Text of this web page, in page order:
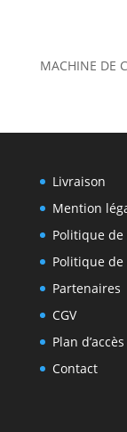
MACHINE DE
Livraison
Mention
Politique de
Politique
Partenaires
CGV
Plan d’accès
Contact